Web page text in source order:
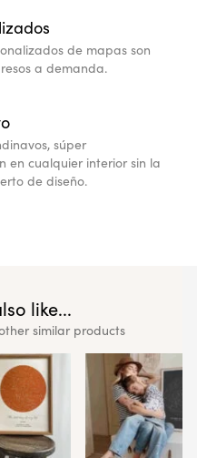
de mapas son
a demanda.
súper
en cualquier interior sin la
de diseño.
like...
similar products